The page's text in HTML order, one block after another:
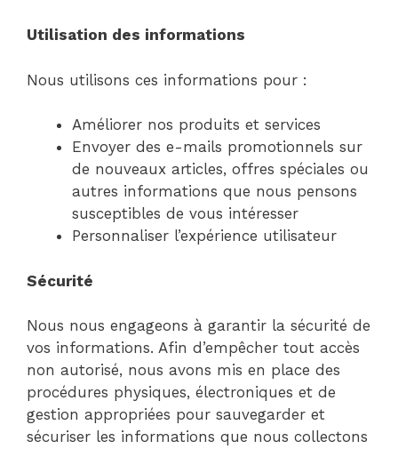
Utilisation des informations
Nous utilisons ces informations pour :
Améliorer nos produits et services
Envoyer des e-mails promotionnels sur
de nouveaux articles, offres spéciales ou
autres informations que nous pensons
susceptibles de vous intéresser
Personnaliser l’expérience utilisateur
Sécurité
Nous nous engageons à garantir la sécurité de
vos informations. Afin d’empêcher tout accès
non autorisé, nous avons mis en place des
procédures physiques, électroniques et de
gestion appropriées pour sauvegarder et
sécuriser les informations que nous collectons